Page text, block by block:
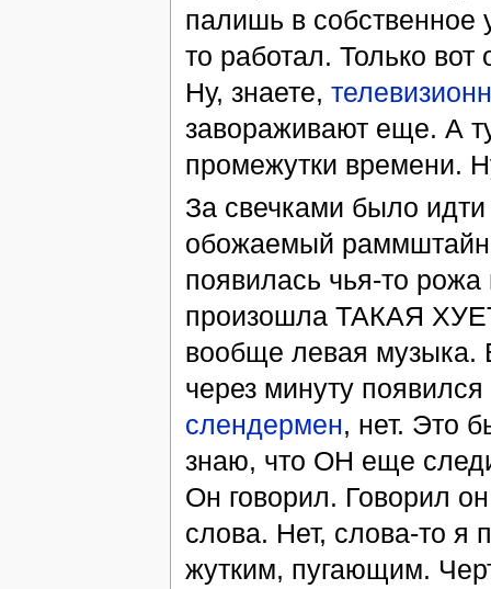
палишь в собственное
то работал. Только
Ну, знаете,
завораживают еще. А
промежутки времени.
За свечками было идти
обожаемый
появилась чья-то
произошла ТАКАЯ
вообще левая музыка.
через минуту
слендермен, нет. Это
знаю, что ОН еще
Он говорил. Говорил
слова. Нет, слова-то я
жутким, пугающим.